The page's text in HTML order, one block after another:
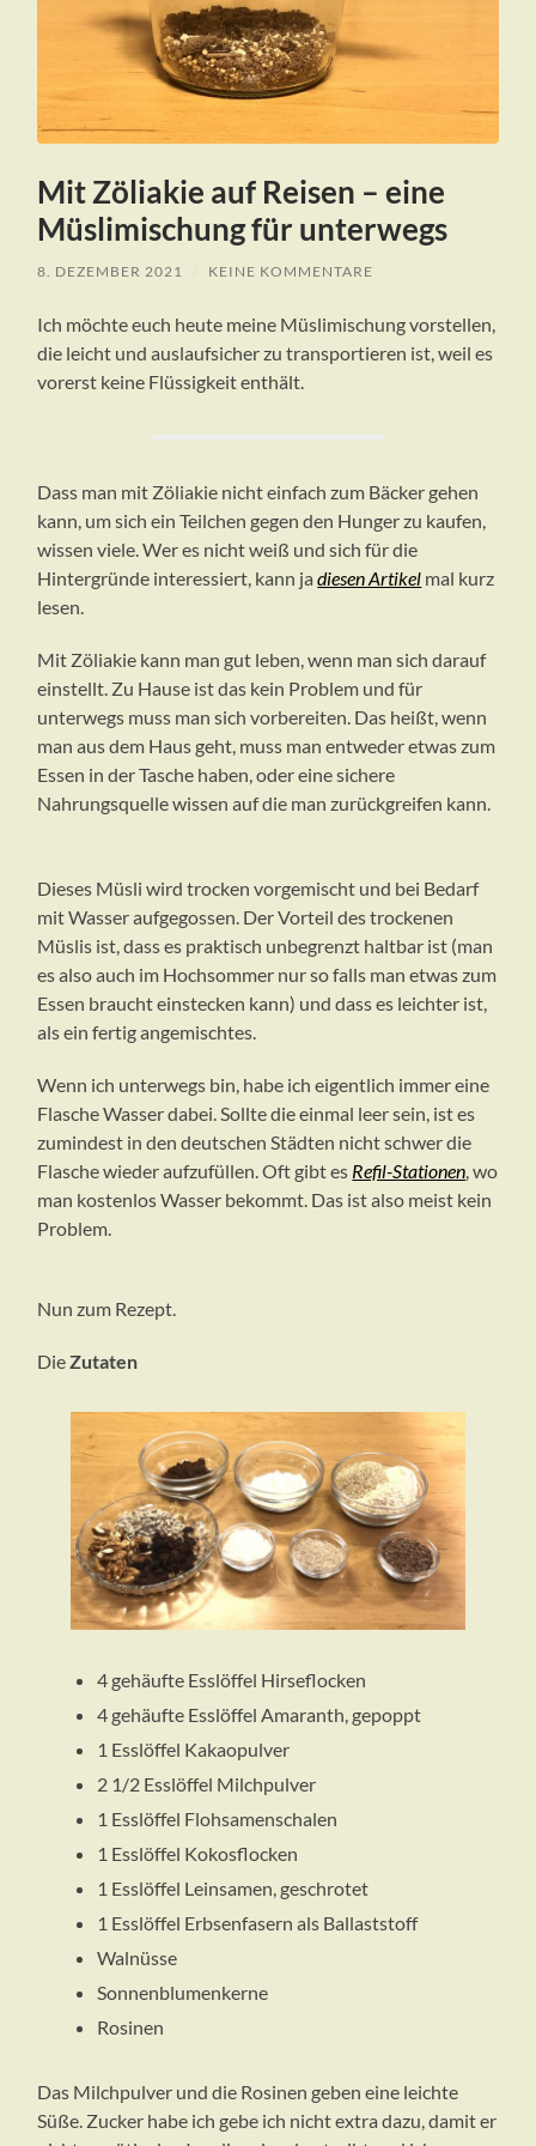
Mit Zöliakie auf Reisen – eine
Müslimischung für unterwegs
8. DEZEMBER 2021 KEINE KOMMENTARE
Ich möchte euch heute meine Müslimischung vorstellen,
die leicht und auslaufsicher zu transportieren ist, weil es
vorerst keine Flüssigkeit enthält.
Dass man mit Zöliakie nicht einfach zum Bäcker gehen
kann, um sich ein Teilchen gegen den Hunger zu kaufen,
wissen viele. Wer es nicht weiß und sich für die
Hintergründe interessiert, kann jadiesen Artikel mal kurz
lesen.
Mit Zöliakie kann man gut leben, wenn man sich darauf
einstellt. Zu Hause ist das kein Problem und für
unterwegs muss man sich vorbereiten. Das heißt, wenn
man aus dem Haus geht, muss man entweder etwas zum
Essen in der Tasche haben, oder eine sichere
Nahrungsquelle wissen auf die man zurückgreifen kann.
Dieses Müsli wird trocken vorgemischt und bei Bedarf
mit Wasser aufgegossen. Der Vorteil des trockenen
Müslis ist, dass es praktisch unbegrenzt haltbar ist (man
es also auch im Hochsommer nur so falls man etwas zum
Essen braucht einstecken kann) und dass es leichter ist,
als ein fertig angemischtes.
Wenn ich unterwegs bin, habe ich eigentlich immer eine
Flasche Wasser dabei. Sollte die einmal leer sein, ist es
zumindest in den deutschen Städten nicht schwer die
Flasche wieder aufzufüllen. Oft gibt es Refil-Stationen, wo
man kostenlos Wasser bekommt. Das ist also meist kein
Problem.
Nun zum Rezept.
DieZutaten
4 gehäufte Esslöffel Hirseflocken
4 gehäufte Esslöffel Amaranth, gepoppt
1 Esslöffel Kakaopulver
2 1/2 Esslöffel Milchpulver
1 Esslöffel Flohsamenschalen
1 Esslöffel Kokosflocken
1 Esslöffel Leinsamen, geschrotet
1 Esslöffel Erbsenfasern als Ballaststoff
Walnüsse
Sonnenblumenkerne
Rosinen
Das Milchpulver und die Rosinen geben eine leichte
Süße. Zucker habe ich gebe ich nicht extra dazu, damit er